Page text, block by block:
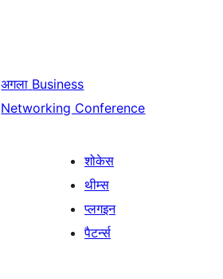
अगला Business
Networking Conference
शोकेस
थीम्स
प्लगइन
पैटर्न्स